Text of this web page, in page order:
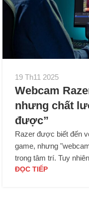
19 Th11 2025
Webcam
nhưng chất
được”
Razer được biết đến
game, nhưng
trong tâm trí. Tuy
ĐỌC TIẾP